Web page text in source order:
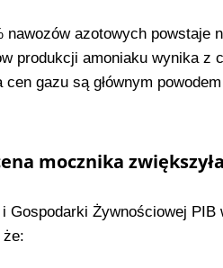
nawozów azotowych powstaje
produkcji amoniaku wynika z
cen gazu są głównym
mocznika
Gospodarki Żywnościowej
że: